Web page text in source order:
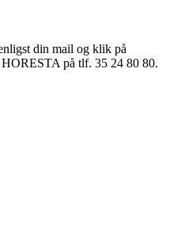
din mail og klik på
på tlf. 35 24 80 80.